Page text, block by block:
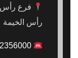
فرع رأس
رأس الخيمة